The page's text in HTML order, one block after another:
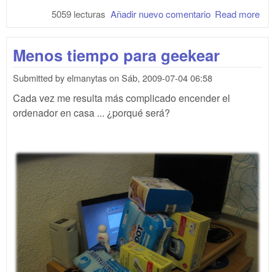
Read more
Añadir nuevo comentario
5059 lecturas
Menos tiempo para geekear
Submitted byelmanytason Sáb, 2009-07-04 06:58
Cada vez me resulta más complicado encender el
ordenador en casa ... ¿porqué será?